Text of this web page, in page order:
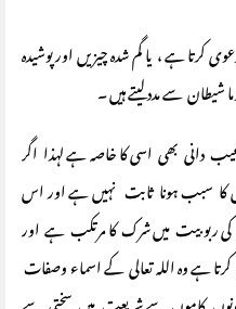
ہے ، یا گم شدہ چیزیں اور پوشیدہ
شیطان سے مدد لیتے ہیں ۔
دانی بھی اسی کا خاصہ ہے لہذا اگر
کا سبب ہونا ثابت نہیں ہے اور اس
کی ربوبیت میں شرک کا مرتکب ہے اور
ہے وہ اللہ تعالی کے اسماء وصفات